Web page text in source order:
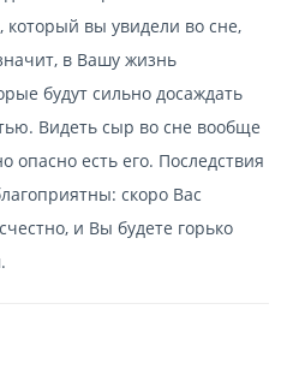
который вы увидели во сне,
в Вашу жизнь
будут сильно досаждать
Видеть сыр во сне вообще
опасно есть его. Последствия
скоро Вас
и Вы будете горько